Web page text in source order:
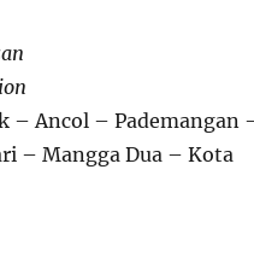
– Ancol – Pademangan
– Mangga Dua – Kota